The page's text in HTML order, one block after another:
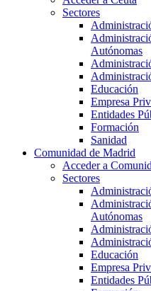
Sectores
Autónomas
Educación
Empresa
Entidades
Formación
Sanidad
Comunidad de Madrid
Acceder a
Sectores
Autónomas
Educación
Empresa
Entidades